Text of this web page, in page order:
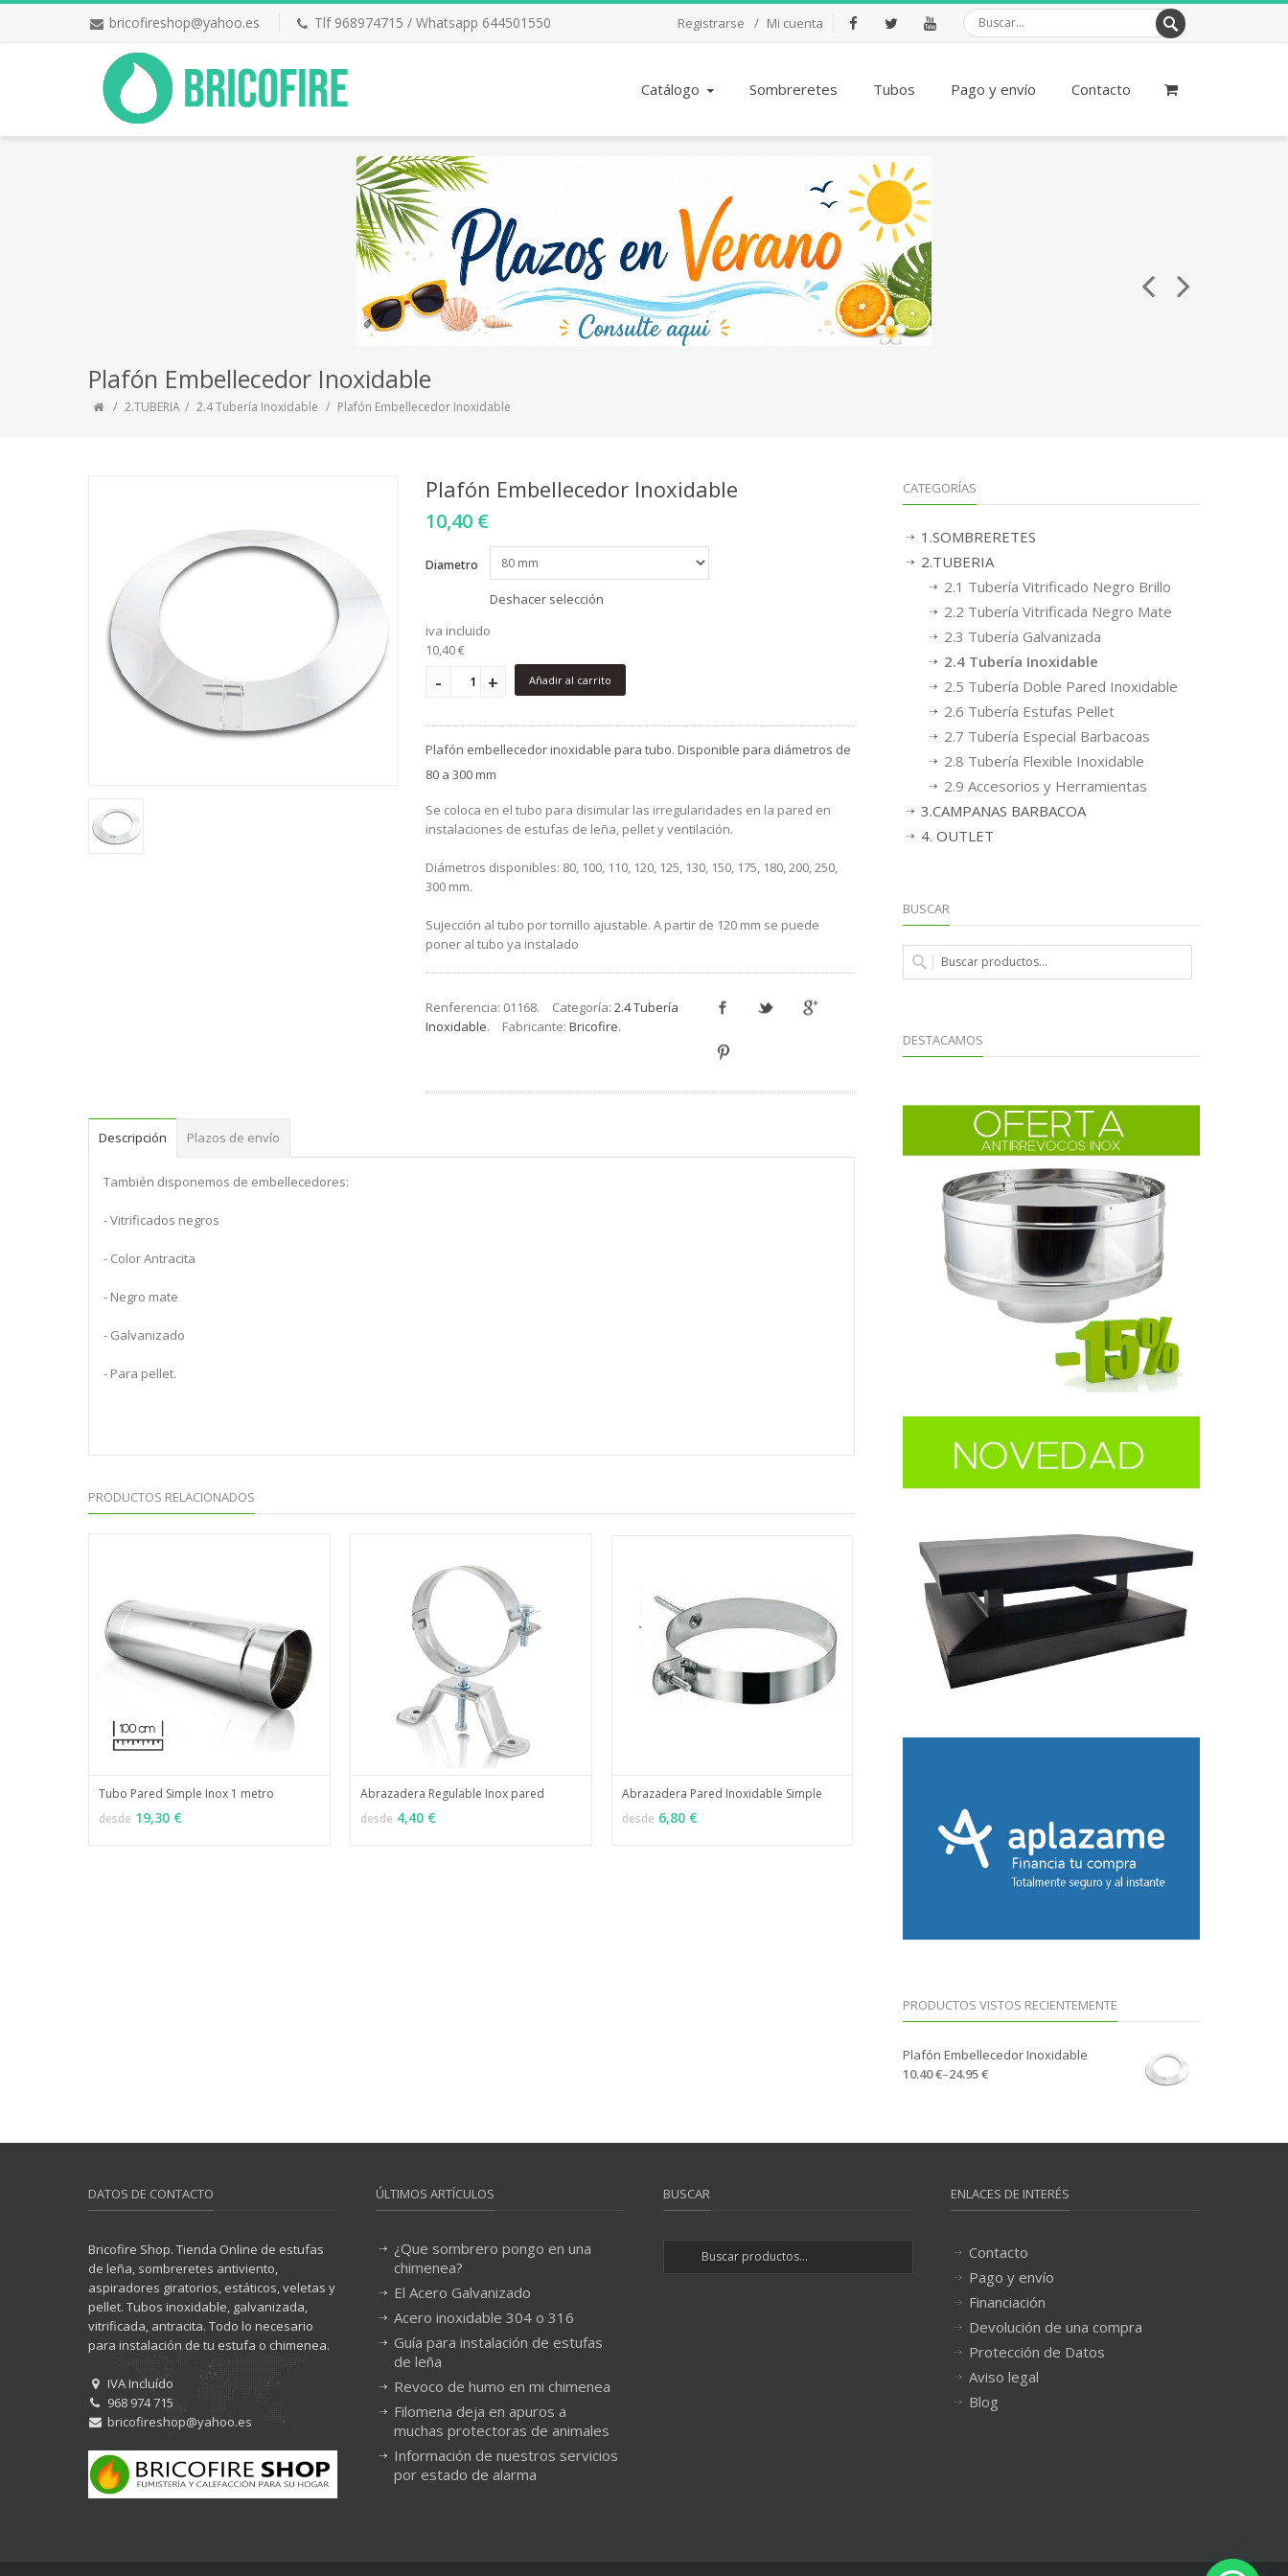
bricofireshop@yahoo.es Tlf 968974715 / Whatsapp 644501550 Registrarse Mi cuenta
Catálogo Sombreretes Tubos Pago y envío Contacto
Plafón Embellecedor Inoxidable
2.TUBERIA 2.4 Tubería Inoxidable Plafón Embellecedor Inoxidable
Plafón Embellecedor Inoxidable
10,40 €
Diametro
Deshacer selección
iva incluido
10,40 €
Añadir al carrito
Plafón embellecedor inoxidable para tubo. Disponible para diámetros de
80 a 300 mm
Se coloca en el tubo para disimular las irregularidades en la pared en
instalaciones de estufas de leña, pellet y ventilación.
Diámetros disponibles: 80, 100, 110, 120, 125, 130, 150, 175, 180, 200, 250,
300 mm.
Sujección al tubo por tornillo ajustable. A partir de 120 mm se puede
poner al tubo ya instalado
Renferencia: 01168. Categoría: 2.4 Tubería
Inoxidable. Fabricante: Bricofire.
Descripción Plazos de envío
También disponemos de embellecedores:
- Vitrificados negros
- Color Antracita
- Negro mate
- Galvanizado
- Para pellet.
PRODUCTOS RELACIONADOS
VER OPCIONES
Tubo Pared Simple Inox 1 metro
desde 19,30 € VER OPCIONES
Abrazadera Regulable Inox pared
desde 4,40 € VER OPCIONES
Abrazadera Pared Inoxidable Simple
desde 6,80 €
CATEGORÍAS
1.SOMBRERETES
2.TUBERIA
2.1 Tubería Vitrificado Negro Brillo
2.2 Tubería Vitrificada Negro Mate
2.3 Tubería Galvanizada
2.4 Tubería Inoxidable
2.5 Tubería Doble Pared Inoxidable
2.6 Tubería Estufas Pellet
2.7 Tubería Especial Barbacoas
2.8 Tubería Flexible Inoxidable
2.9 Accesorios y Herramientas
3.CAMPANAS BARBACOA
4. OUTLET
BUSCAR
DESTACAMOS
PRODUCTOS VISTOS RECIENTEMENTE
Plafón Embellecedor Inoxidable
10.40 €–24.95 €
DATOS DE CONTACTO
Bricofire Shop. Tienda Online de estufas
de leña, sombreretes antiviento,
aspiradores giratorios, estáticos, veletas y
pellet. Tubos inoxidable, galvanizada,
vitrificada, antracita. Todo lo necesario
para instalación de tu estufa o chimenea.
IVA Incluído
968 974 715
bricofireshop@yahoo.es
ÚLTIMOS ARTÍCULOS
¿Que sombrero pongo en una
chimenea?
El Acero Galvanizado
Acero inoxidable 304 o 316
Guía para instalación de estufas
de leña
Revoco de humo en mi chimenea
Filomena deja en apuros a
muchas protectoras de animales
Información de nuestros servicios
por estado de alarma
BUSCAR ENLACES DE INTERÉS
Contacto
Pago y envío
Financiación
Devolución de una compra
Protección de Datos
Aviso legal
Blog